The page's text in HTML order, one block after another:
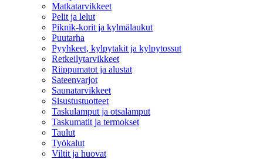
Matkatarvikkeet
Pelit ja lelut
Piknik-korit ja kylmälaukut
Puutarha
Pyyhkeet, kylpytakit ja kylpytossut
Retkeilytarvikkeet
Riippumatot ja alustat
Sateenvarjot
Saunatarvikkeet
Sisustustuotteet
Taskulamput ja otsalamput
Taskumatit ja termokset
Taulut
Työkalut
Viltit ja huovat